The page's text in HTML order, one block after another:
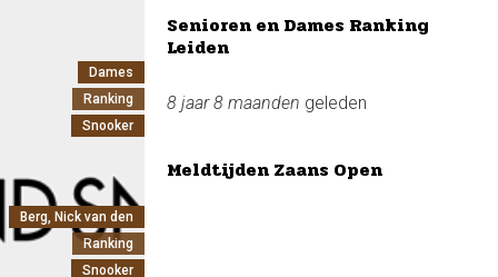
Dames
Ranking
Snooker
Senioren en Dames Ranking
Leiden
8 jaar 8 maanden geleden
Berg, Nick van den
Ranking
Snooker
Meldtijden Zaans Open